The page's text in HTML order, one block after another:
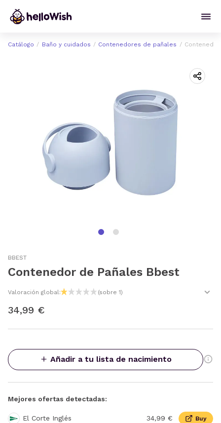
Catálogo Baño y cuidados Contenedores de pañales
BBEST
Contenedor de Pañales Bbest
Valoración global: (sobre 1)
34,99 €
Añadir a tu lista de nacimiento
Mejores ofertas detectadas:
El Corte Inglés 34,99 € Buy